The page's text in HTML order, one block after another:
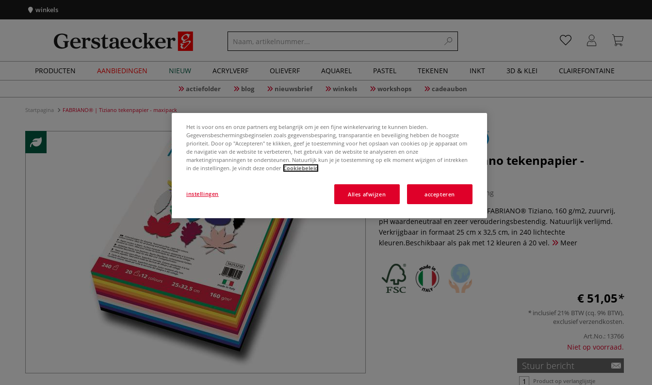
winkels
PRODUCTEN AANBIEDINGEN NIEUW ACRYLVERF OLIEVERF AQUAREL PASTEL TEKENEN INKT 3D & KLEI CLAIREFONTAINE
actiefolder blog nieuwsbrief winkels workshops cadeaubon
Startpagina FABRIANO® | Tiziano tekenpapier - maxipack
FABRIANO® | Tiziano tekenpapier -
0 Beoordeling
Hoogwaardig kunstenaarspapier FABRIANO® Tiziano, 160 g/m2, zuurvrij,
pH waardeneutraal en zeer verouderingsbestendig. Natuurlijk verlijmd.
Verkrijgbaar in formaat 25 cm x 32,5 cm, in 240 lichtechte
kleuren.Beschikbaar als pak met 12 kleuren á 20 vel.
Meer
€ 51,05
inclusief 21% BTW (cq. 9% BTW),
exclusiefverzendkosten.
Art.No.: 13766
Niet op voorraad.
Stuur bericht
Product op verlanglijstje
Het is voor ons en onze partners erg belangrijk om je een fijne winkelervaring te kunnen bieden.
Gegevensbeschermingsbeginselen zoals gegevensbesparing, transparantie en beveiliging hebben de hoogste
prioriteit. Door op "Accepteren" te klikken, geef je toestemming voor het opslaan van cookies op je apparaat om
de navigatie van de website te verbeteren, het gebruik van de website te analyseren en onze
marketinginspanningen te ondersteunen. Natuurlijk kun je je toestemming op elk moment wijzigen of intrekken
in de instellingen. Je vindt deze onder Cookiebeleid
Alles afwijzen accepteren
instellingen